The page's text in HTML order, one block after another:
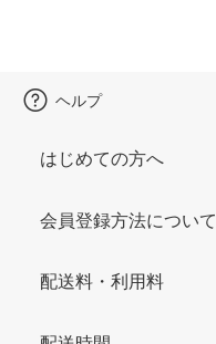
ヘルプ
はじめての方へ
会員登録方法について
配送料・利用料